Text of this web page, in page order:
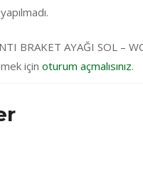
BRAKET AYAĞI SOL –
için oturum açmalısınız.